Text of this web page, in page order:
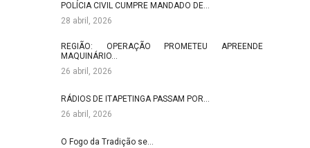
POLÍCIA CIVIL CUMPRE MANDADO DE…
28 abril, 2026
REGIÃO: OPERAÇÃO PROMETEU APREENDE
MAQUINÁRIO…
26 abril, 2026
RÁDIOS DE ITAPETINGA PASSAM POR…
26 abril, 2026
O Fogo da Tradição se…